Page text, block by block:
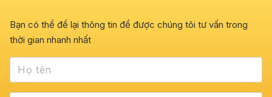
Bạn có thể để lại thông tin để được chúng tôi tư vấn trong
thời gian nhanh nhất